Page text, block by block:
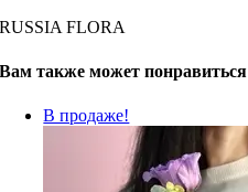
RUSSIA FLORA
Вам также может понравиться
В продаже!